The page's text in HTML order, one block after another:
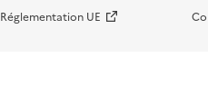
Réglementation UE